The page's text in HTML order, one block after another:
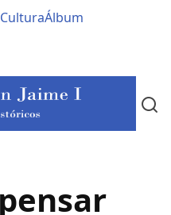
CulturaÁlbum